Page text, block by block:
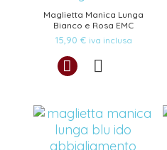
Maglietta Manica Lunga
Bianco e Rosa EMC
15,90 € iva inclusa